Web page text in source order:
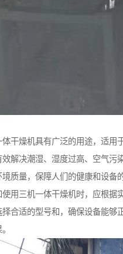
体干燥机具有广泛的用途，适用
效解决潮湿、湿度过高、空气污
境质量，保障人们的健康和设备
使用三机一体干燥机时，应根据
择合适的型号和，确保设备能够